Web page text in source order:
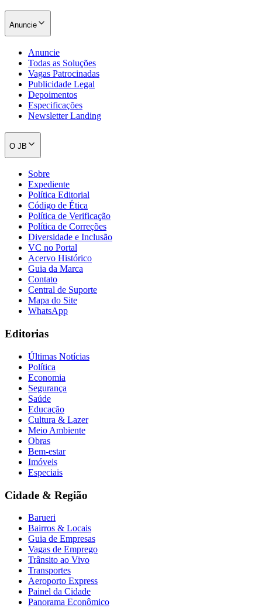
Flamengo
Anuncie
Anuncie
Todas as Soluções
Vagas Patrocinadas
Publicidade Legal
Depoimentos
Especificações
Newsletter Landing
O JB
Sobre
Expediente
Política Editorial
Código de Ética
Política de Verificação
Política de Correções
Diversidade e Inclusão
VC no Portal
Acervo Histórico
Guia da Marca
Contato
Central de Suporte
Mapa do Site
WhatsApp
Editorias
Últimas Notícias
Política
Economia
Segurança
Saúde
Educação
Cultura & Lazer
Meio Ambiente
Obras
Bem-estar
Imóveis
Especiais
Cidade & Região
Barueri
Bairros & Locais
Guia de Empresas
Vagas de Emprego
Trânsito ao Vivo
Transportes
Aeroporto Express
Painel da Cidade
Panorama Econômico